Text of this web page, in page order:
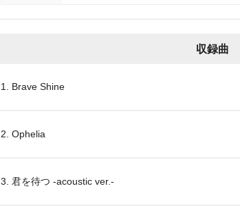
収録曲
1. Brave Shine
2. Ophelia
3. 君を待つ -acoustic ver.-